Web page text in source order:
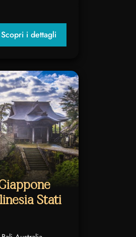
Scopri i dettagli
Stati